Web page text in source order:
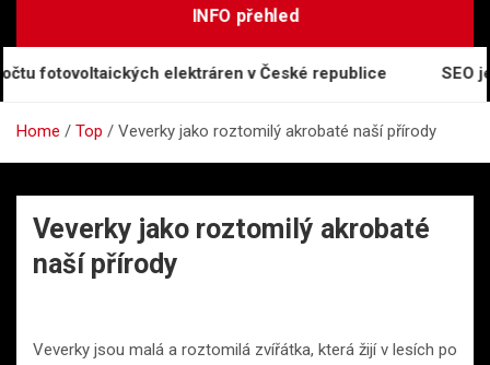
INFO přehled
fotovoltaických elektráren v České republice SEO je
Home Top Veverky jako roztomilý akrobaté naší přírody
Veverky jako roztomilý akrobaté
naší přírody
Veverky jsou malá a roztomilá zvířátka, která žijí v lesích po